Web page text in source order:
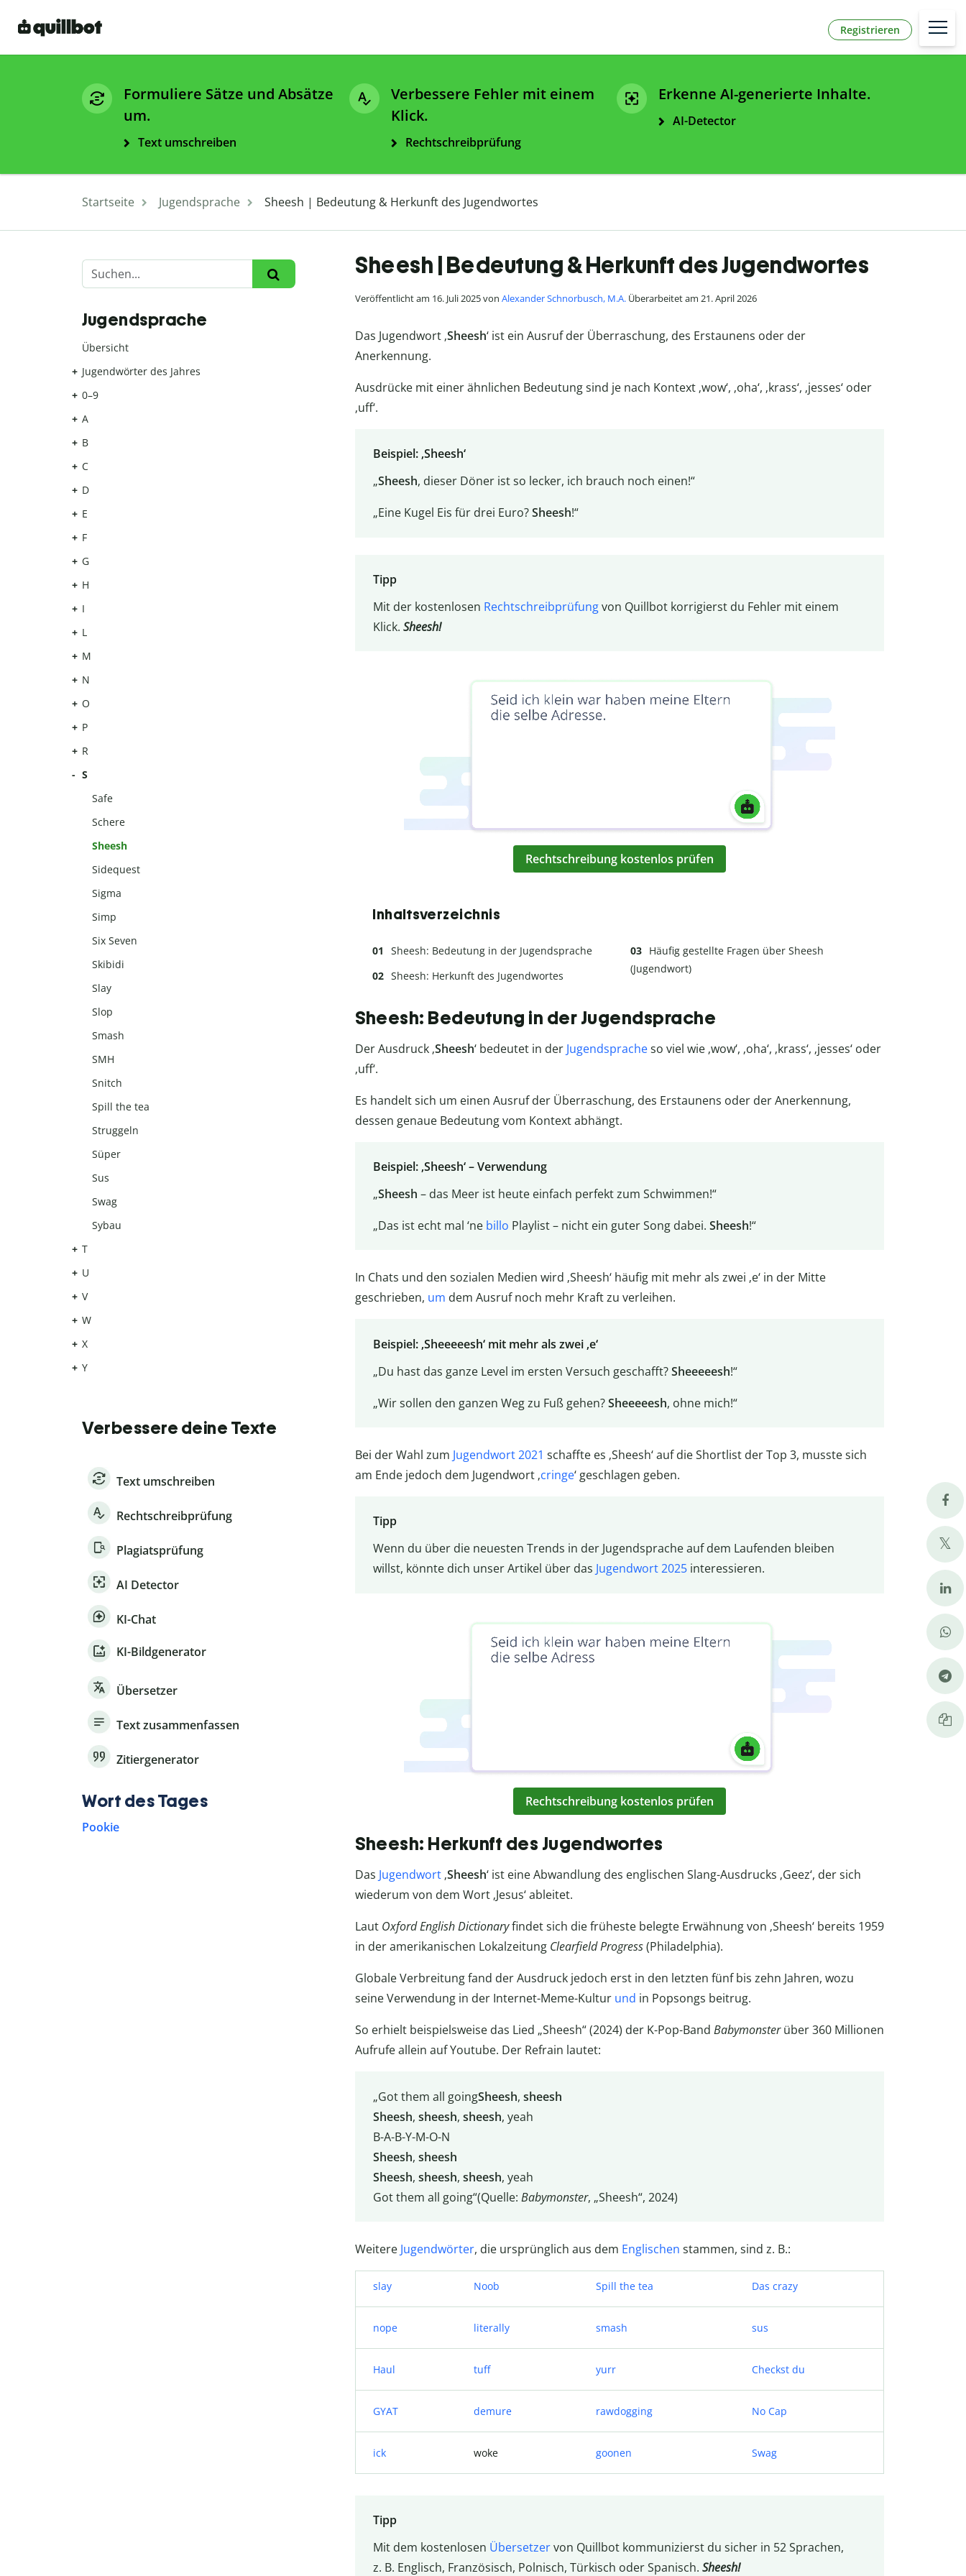
Registrieren
Formuliere Sätze und Absätze
um.
Text umschreiben
Verbessere Fehler mit einem
Klick.
Rechtschreibprüfung
Erkenne AI-generierte Inhalte.
AI-Detector
Startseite Jugendsprache Sheesh | Bedeutung & Herkunft des Jugendwortes
Sheesh | Bedeutung & Herkunft des Jugendwortes
Veröffentlicht am 16. Juli 2025 von Alexander Schnorbusch, M.A. Überarbeitet am 21. April 2026
Das Jugendwort ‚Sheesh‘ ist ein Ausruf der Überraschung, des Erstaunens oder der
Anerkennung.
Ausdrücke mit einer ähnlichen Bedeutung sind je nach Kontext ‚wow‘, ‚oha‘, ‚krass‘, ‚jesses‘ oder
‚uff‘.
Beispiel: ‚Sheesh‘
„Sheesh, dieser Döner ist so lecker, ich brauch noch einen!“
„Eine Kugel Eis für drei Euro?Sheesh!“
Tipp
Mit der kostenlosen Rechtschreibprüfungvon Quillbot korrigierst du Fehler mit einem
Klick. Sheesh!
Rechtschreibung kostenlos prüfen
Inhaltsverzeichnis
Sheesh: Bedeutung in der Jugendsprache
Sheesh: Herkunft des Jugendwortes
Häufig gestellte Fragen über Sheesh
(Jugendwort)
Sheesh: Bedeutung in der Jugendsprache
Der Ausdruck ‚Sheesh‘ bedeutet in der Jugendspracheso viel wie ‚wow‘, ‚oha‘, ‚krass‘, ‚jesses‘ oder
‚uff‘.
Es handelt sich um einen Ausruf der Überraschung, des Erstaunens oder der Anerkennung,
dessen genaue Bedeutung vom Kontext abhängt.
Beispiel: ‚Sheesh‘ – Verwendung
„Sheesh – das Meer ist heute einfach perfekt zum Schwimmen!“
„Das ist echt mal ‘ne billo Playlist – nicht ein guter Song dabei. Sheesh!“
In Chats und den sozialen Medien wird ‚Sheesh‘ häufig mit mehr als zwei ‚e‘ in der Mitte
geschrieben, um dem Ausruf noch mehr Kraft zu verleihen.
Beispiel: ‚Sheeeeesh‘ mit mehr als zwei ‚e‘
„Du hast das ganze Level im ersten Versuch geschafft?Sheeeeesh!“
„Wir sollen den ganzen Weg zu Fuß gehen?Sheeeeesh, ohne mich!“
Bei der Wahl zum Jugendwort 2021 schaffte es ‚Sheesh‘ auf die Shortlist der Top 3, musste sich
am Ende jedoch dem Jugendwort ‚cringe‘ geschlagen geben.
Tipp
Wenn du über die neuesten Trends in der Jugendsprache auf dem Laufenden bleiben
willst, könnte dich unser Artikel über das Jugendwort 2025interessieren.
Rechtschreibung kostenlos prüfen
Sheesh: Herkunft des Jugendwortes
Das Jugendwort ‚Sheesh‘ ist eine Abwandlung des englischen Slang-Ausdrucks ‚Geez‘, der sich
wiederum von dem Wort ‚Jesus‘ ableitet.
Laut Oxford English Dictionaryfindet sich die früheste belegte Erwähnung von ‚Sheesh‘ bereits 1959
in der amerikanischen Lokalzeitung Clearfield Progress(Philadelphia).
Globale Verbreitung fand der Ausdruck jedoch erst in den letzten fünf bis zehn Jahren, wozu
seine Verwendung in der Internet-Meme-Kultur und in Popsongs beitrug.
So erhielt beispielsweise das Lied „Sheesh“ (2024) der K-Pop-Band Babymonsterüber 360 Millionen
Aufrufe allein auf Youtube. Der Refrain lautet:
„Got them all goingSheesh, sheesh
Sheesh, sheesh, sheesh, yeah
B-A-B-Y-M-O-N
Sheesh, sheesh
Sheesh, sheesh, sheesh, yeah
Got them all going“(Quelle: Babymonster, „Sheesh“, 2024)
Weitere Jugendwörter, die ursprünglich aus dem Englischen stammen, sind z. B.:
slay Noob Spill the tea Das crazy
nope literally smash sus
Haul tuff yurr Checkst du
GYAT demure rawdogging No Cap
ick woke goonen Swag
Tipp
Mit dem kostenlosen Übersetzervon Quillbot kommunizierst du sicher in 52 Sprachen,
z. B. Englisch, Französisch, Polnisch, Türkisch oder Spanisch. Sheesh!
Jugendsprache
Übersicht
Jugendwörter des Jahres
0–9
A
B
C
D
E
F
G
H
I
L
M
N
O
P
R
S
Safe
Schere
Sheesh
Sidequest
Sigma
Simp
Six Seven
Skibidi
Slay
Slop
Smash
SMH
Snitch
Spill the tea
Struggeln
Süper
Sus
Swag
Sybau
T
U
V
W
X
Y
Verbessere deine Texte
Text umschreiben
Rechtschreibprüfung
Plagiatsprüfung
AI Detector
KI-Chat
KI-Bildgenerator
Übersetzer
Text zusammenfassen
Zitiergenerator
Wort des Tages
Pookie